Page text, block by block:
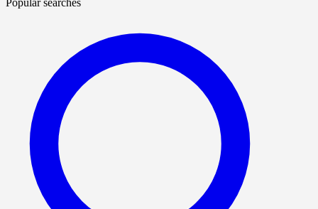
Popular searches